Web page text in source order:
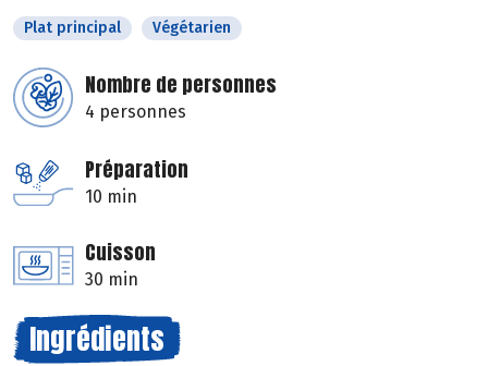
Plat principal Végétarien
Nombre de personnes
4 personnes
Préparation
10 min
Cuisson
30 min
Ingrédients